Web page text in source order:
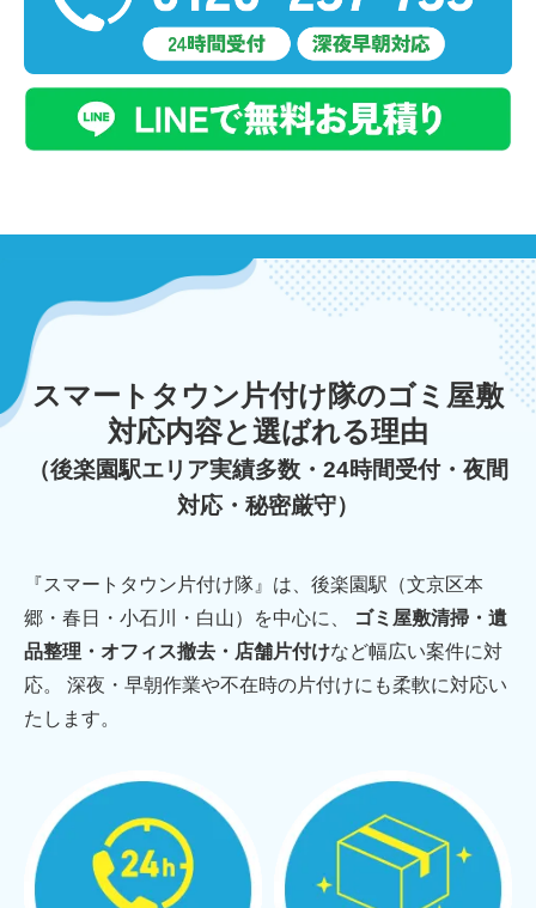
スマートタウン片付け隊のゴミ屋敷
対応内容と選ばれる理由
（後楽園駅エリア実績多数・24時間受付・夜間
対応・秘密厳守）
『スマートタウン片付け隊』は、後楽園駅（文京区本
郷・春日・小石川・白山）を中心に、
ゴミ屋敷清掃・遺
品整理・オフィス撤去・店舗片付けなど幅広い案件に対
応。 深夜・早朝作業や不在時の片付けにも柔軟に対応い
たします。